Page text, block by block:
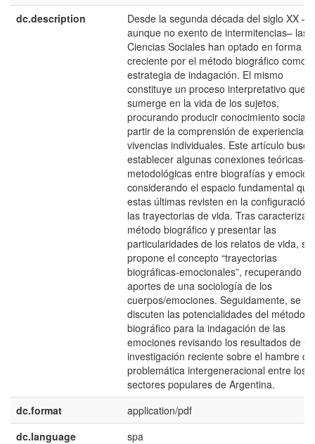
dc.description
Desde la segunda década del siglo XX –
aunque no exento de intermitencias– las
Ciencias Sociales han optado en forma
creciente por el método biográfico como
estrategia de indagación. El mismo
constituye un proceso interpretativo que
sumerge en la vida de los sujetos,
procurando producir conocimiento social
partir de la comprensión de experiencias
vivencias individuales. Este artículo busca
establecer algunas conexiones teóricas-
metodológicas entre biografías y
considerando el espacio fundamental que
estas últimas revisten en la configuración
las trayectorias de vida. Tras caracterizar
método biográfico y presentar las
particularidades de los relatos de vida, se
propone el concepto “trayectorias
biográficas-emocionales”, recuperando
aportes de una sociología de los
cuerpos/emociones. Seguidamente, se
discuten las potencialidades del método
biográfico para la indagación de las
emociones revisando los resultados de
investigación reciente sobre el hambre
problemática intergeneracional entre los
sectores populares de Argentina.
dc.format
application/pdf
dc.language
spa